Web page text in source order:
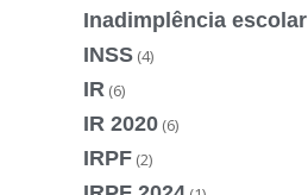
Inadimplência escolar
INSS (4)
IR (6)
IR 2020 (6)
IRPF (2)